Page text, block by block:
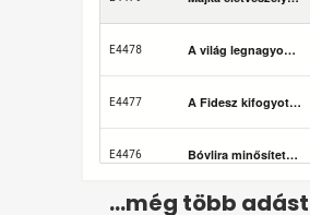
...még több